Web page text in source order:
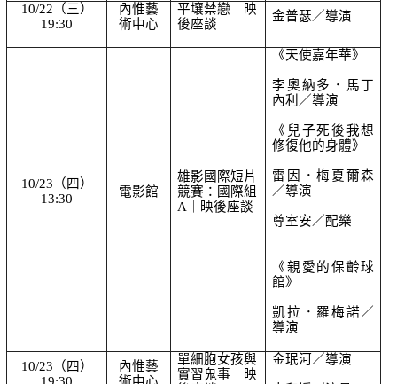
10/22（三）
19:30
內惟藝
術中心
平壤禁戀｜映
後座談
金普瑟／導演
10/23（四）
13:30
電影館
雄影國際短片
競賽：國際組
A｜映後座談
《天使嘉年華》
李奧納多．馬丁
內利／導演
《兒子死後我想
修復他的身體》
雷因．梅夏爾森
／導演
尊室安／配樂
《親愛的保齡球
館》
凱拉．羅梅諾／
導演
10/23（四）
19:30
內惟藝
術中心
單細胞女孩與
實習鬼事｜映
金珉河／導演